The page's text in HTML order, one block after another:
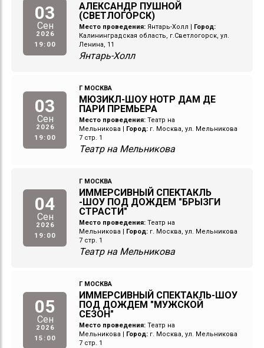
03
Сен
2026
19:00
АЛЕКСАНДР ПУШНОЙ
(СВЕТЛОГОРСК)
Место проведения: Янтарь-Холл
Город:
Калининградская область, г.Светлогорск, ул.
Ленина, 11
Янтарь-Холл
03
Сен
2026
19:00
Г МОСКВА
МЮЗИКЛ-ШОУ НОТР ДАМ ДЕ
ПАРИ ПРЕМЬЕРА
Место проведения: Театр на
Мельникова
Город: г. Москва, ул. Мельникова
7 стр. 1
Театр на Мельникова
04
Сен
2026
19:00
Г МОСКВА
ИММЕРСИВНЫЙ СПЕКТАКЛЬ
-ШОУ ПОД ДОЖДЕМ "БРЫЗГИ
СТРАСТИ"
Место проведения: Театр на
Мельникова
Город: г. Москва, ул. Мельникова
7 стр. 1
Театр на Мельникова
05
Сен
2026
15:00
Г МОСКВА
ИММЕРСИВНЫЙ СПЕКТАКЛЬ-ШОУ
ПОД ДОЖДЕМ "МУЖСКОЙ
СЕЗОН"
Место проведения: Театр на
Мельникова
Город: г. Москва, ул. Мельникова
7 стр. 1